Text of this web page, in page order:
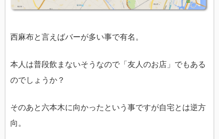
西麻布と言えばバーが多い事で有名。
本人は普段飲まないそうなので「友人のお店」でもある
のでしょうか？
そのあと六本木に向かったという事ですが自宅とは逆方
向。